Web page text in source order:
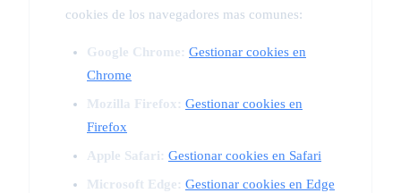
cookies de los navegadores mas comunes:
Google Chrome: Gestionar cookies en
Chrome
Mozilla Firefox: Gestionar cookies en
Firefox
Apple Safari: Gestionar cookies en Safari
Microsoft Edge: Gestionar cookies en Edge